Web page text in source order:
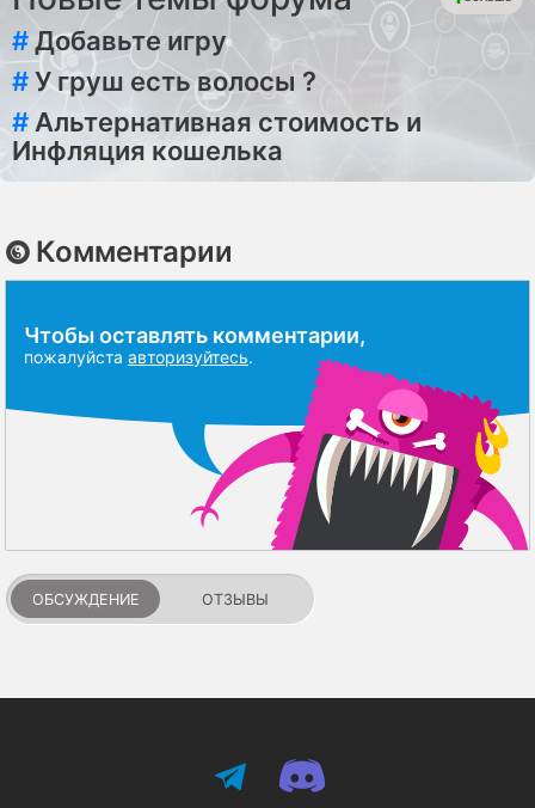
#Добавьте игру
#У груш есть волосы ?
#Альтернативная стоимость и
Инфляция кошелька
Комментарии
Чтобы оставлять комментарии,
пожалуйста авторизуйтесь.
ОБСУЖДЕНИЕ ОТЗЫВЫ